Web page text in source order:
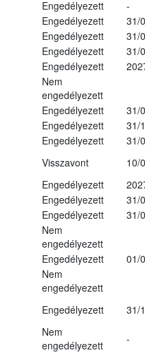
Engedélyezett
-
Engedélyezett
31/
Engedélyezett
31/
Engedélyezett
31/
Engedélyezett
Nem
engedélyezett
Engedélyezett
31/
Engedélyezett
31/
Engedélyezett
31/
Visszavont
10/
Engedélyezett
Engedélyezett
31/
Engedélyezett
31/
Nem
engedélyezett
Engedélyezett
01/
Nem
engedélyezett
Engedélyezett 31/
Nem
engedélyezett
-